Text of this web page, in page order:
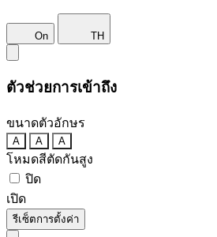
On TH
ตัวช่วยการเข้าถึง
ขนาดตัวอักษร
A A A
โหมดสีตัดกันสูง
ปิด
เปิด
รีเซ็ตการตั้งค่า